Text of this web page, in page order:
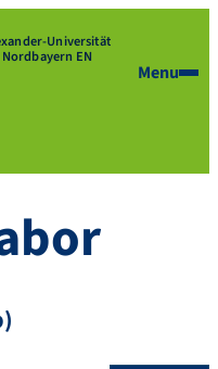
Universität
EN
Menu